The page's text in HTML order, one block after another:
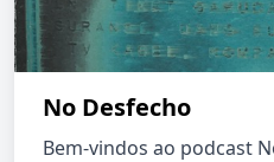
No Desfecho
Bem-vindos ao podcast